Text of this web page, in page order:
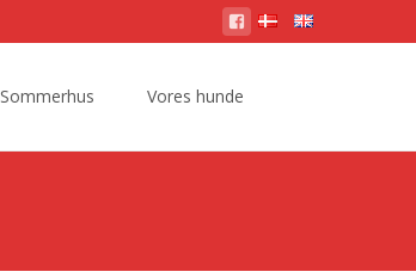
Sommerhus Vores hunde